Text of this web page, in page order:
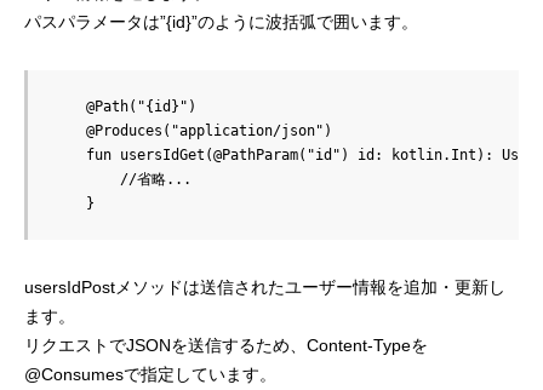
パスパラメータは”{id}”のように波括弧で囲います。
    @Path("{id}")
    @Produces("application/json")
fun usersIdGet(@PathParam("id") id: kotlin.Int): User
        //省略...
usersIdPostメソッドは送信されたユーザー情報を追加・更新し
ます。
リクエストでJSONを送信するため、Content-Typeを
@Consumesで指定しています。